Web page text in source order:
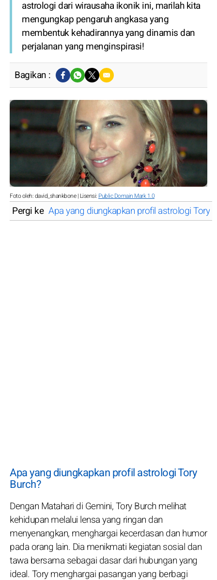
astrologi dari wirausaha ikonik ini, marilah kita
mengungkap pengaruh angkasa yang
membentuk kehadirannya yang dinamis dan
perjalanan yang menginspirasi!
Bagikan :
Foto oleh: david_shankbone | Lisensi: Public Domain Mark 1.0
Pergi ke Apa yang diungkapkan profil astrologi Tory
Apa yang diungkapkan profil astrologi Tory
Burch?
Dengan Matahari di Gemini, Tory Burch melihat
kehidupan melalui lensa yang ringan dan
menyenangkan, menghargai kecerdasan dan humor
pada orang lain. Dia menikmati kegiatan sosial dan
tawa bersama sebagai dasar dari hubungan yang
ideal. Tory menghargai pasangan yang berbagi